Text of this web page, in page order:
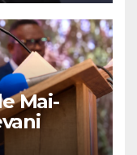
Mai-
de la